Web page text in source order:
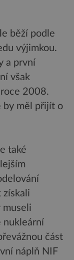
běží podle
výjimkou.
a první
však
2008.
by měl přijít o
také
získali
museli
nukleární
část
náplň NIF